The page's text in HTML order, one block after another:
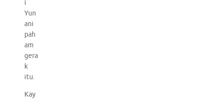
i
Yun
ani
pah
am
gera
k
itu.
Kay